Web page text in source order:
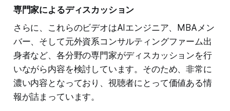
専門家によるディスカッション
さらに、これらのビデオはAIエンジニア、MBAメン
バー、そして元外資系コンサルティングファーム出
身者など、各分野の専門家がディスカッションを行
いながら内容を検討しています。そのため、非常に
濃い内容となっており、視聴者にとって価値ある情
報が詰まっています。